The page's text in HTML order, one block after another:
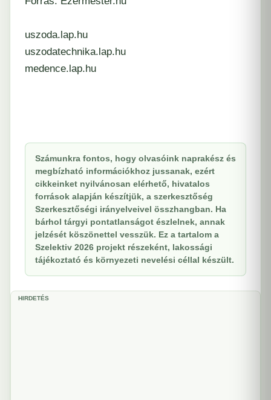
uszoda.lap.hu
uszodatechnika.lap.hu
medence.lap.hu
Számunkra fontos, hogy olvasóink naprakész és
megbízható információkhoz jussanak, ezért
cikkeinket nyilvánosan elérhető, hivatalos
források alapján készítjük, a szerkesztőség
Szerkesztőségi irányelveivel összhangban. Ha
bárhol tárgyi pontatlanságot észlelnek, annak
jelzését köszönettel vesszük. Ez a tartalom a
Szelektiv 2026 projekt részeként, lakossági
tájékoztató és környezeti nevelési céllal készült.
HIRDETÉS